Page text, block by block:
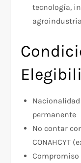
tecnología,
agroindustria​
permanente​
No contar
CONAHCYT
Compromiso